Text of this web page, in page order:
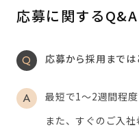
応募に関するQ&A
応募から採用まで
最短で1～2週間程度
また、すぐのご入